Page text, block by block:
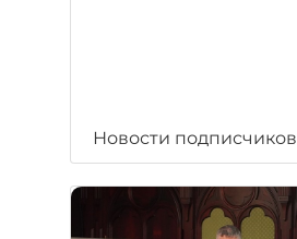
Новости подписчиков